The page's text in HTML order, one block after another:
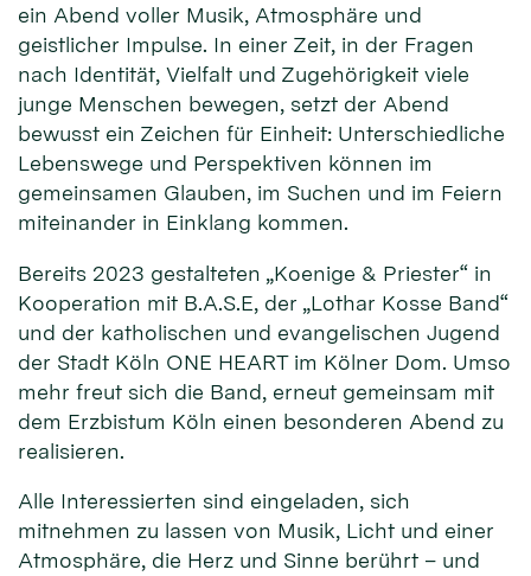
ein Abend voller Musik, Atmosphäre und
geistlicher Impulse. In einer Zeit, in der Fragen
nach Identität, Vielfalt und Zugehörigkeit viele
junge Menschen bewegen, setzt der Abend
bewusst ein Zeichen für Einheit: Unterschiedliche
Lebenswege und Perspektiven können im
gemeinsamen Glauben, im Suchen und im Feiern
miteinander in Einklang kommen.
Bereits 2023 gestalteten „Koenige & Priester“ in
Kooperation mit B.A.S.E, der „Lothar Kosse Band“
und der katholischen und evangelischen Jugend
der Stadt Köln ONE HEART im Kölner Dom. Umso
mehr freut sich die Band, erneut gemeinsam mit
dem Erzbistum Köln einen besonderen Abend zu
realisieren.
Alle Interessierten sind eingeladen, sich
mitnehmen zu lassen von Musik, Licht und einer
Atmosphäre, die Herz und Sinne berührt – und